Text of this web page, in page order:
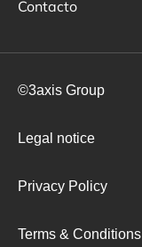
Contacto
©3axis Group
Legal notice
Privacy Policy
Terms & Conditions